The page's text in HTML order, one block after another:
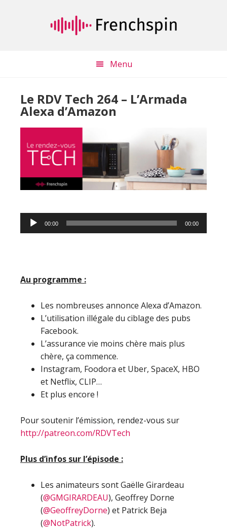
Menu
Le RDV Tech 264 – L’Armada
Alexa d’Amazon
Lecteur
audio
00:00 00:00
Au programme :
Les nombreuses annonce Alexa d’Amazon.
L’utilisation illégale du ciblage des pubs
Facebook.
L’assurance vie moins chère mais plus
chère, ça commence.
Instagram, Foodora et Uber, SpaceX, HBO
et Netflix, CLIP…
Et plus encore !
Pour soutenir l’émission, rendez-vous sur
http://patreon.com/RDVTech
Plus d’infos sur l’épisode :
Les animateurs sont Gaëlle Girardeau
(@GMGIRARDEAU), Geoffrey Dorne
(@GeoffreyDorne) et Patrick Beja
(@NotPatrick).